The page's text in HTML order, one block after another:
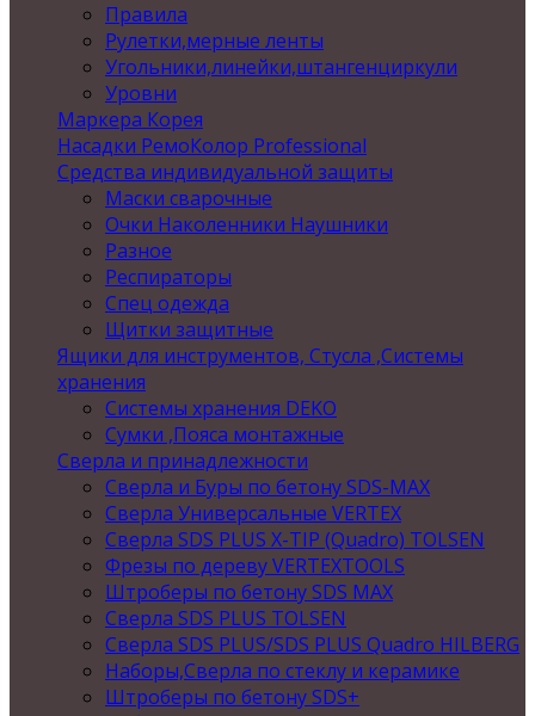
Правила
Рулетки,мерные ленты
Угольники,линейки,штангенциркули
Уровни
Маркера Корея
Насадки РемоКолор Professional
Средства индивидуальной защиты
Маски сварочные
Очки Наколенники Наушники
Разное
Респираторы
Спец одежда
Щитки защитные
Ящики для инструментов, Стусла ,Системы
хранения
Системы хранения DEKO
Сумки ,Пояса монтажные
Сверла и принадлежности
Сверла и Буры по бетону SDS-MAX
Сверла Универсальные VERTEX
Сверла SDS PLUS X-TIP (Quadro) TOLSEN
Фрезы по дереву VERTEXTOOLS
Штроберы по бетону SDS MAX
Сверла SDS PLUS TOLSEN
Сверла SDS PLUS/SDS PLUS Quadro HILBERG
Наборы,Сверла по стеклу и керамике
Штроберы по бетону SDS+